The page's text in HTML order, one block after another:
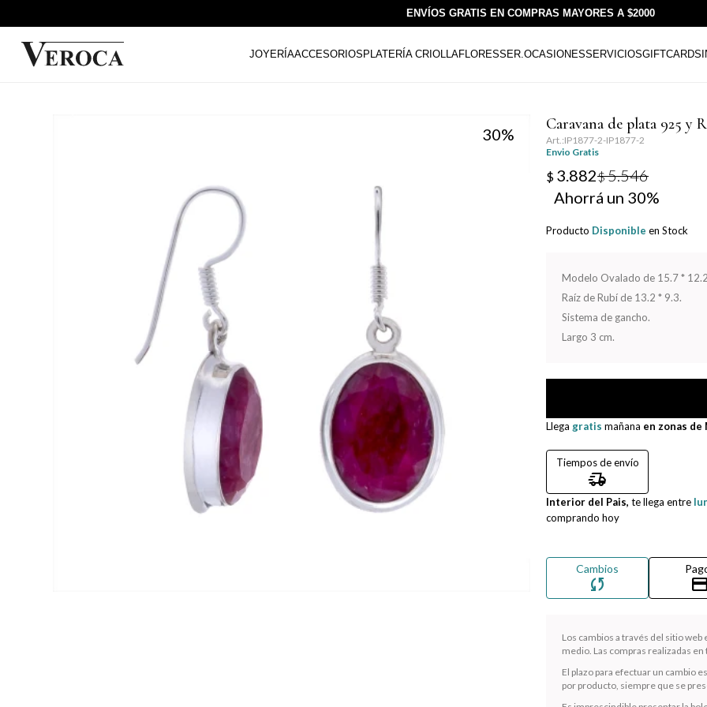
ENVÍOS GRATIS EN COMPRAS MAYORES A $2000
JOYERÍAACCESORIOS PLATERÍA CRIOLLAFLORESSER.OCASIONESSERVICIOSGIFTCARDS
30
Caravana de plata 925 y
IP1877-2-IP1877-2
Envio Gratis
$ 3.882$5.546
30
Producto Disponible en Stock
Modelo Ovalado de 15.7 *
Raíz de Rubí de 13.2 * 9.3.
Sistema de gancho.
Largo 3 cm.
Llega gratis mañana en zonas
Tiempos de envío
delivery_truck_speed
Interior del Pais, te llega entre
comprando hoy
Cambios
sync credit_card
Los cambios a través del sitio
medio. Las compras realizadas
El plazo para efectuar un cambio
por producto, siempre que se